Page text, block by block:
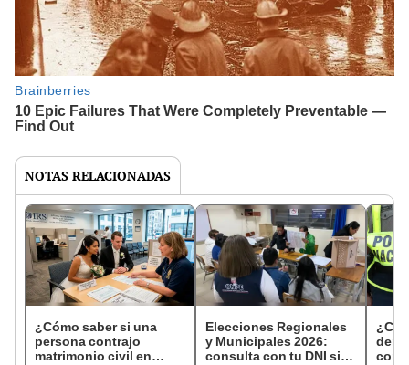
NOTAS RELACIONADAS
¿Cómo saber si una
persona contrajo
matrimonio civil en
Elecciones Regionales
y Municipales 2026:
consulta con tu DNI si
con